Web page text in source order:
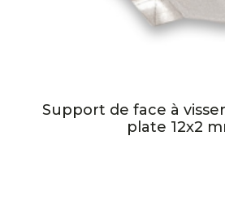
Support de face à
plate 12x2